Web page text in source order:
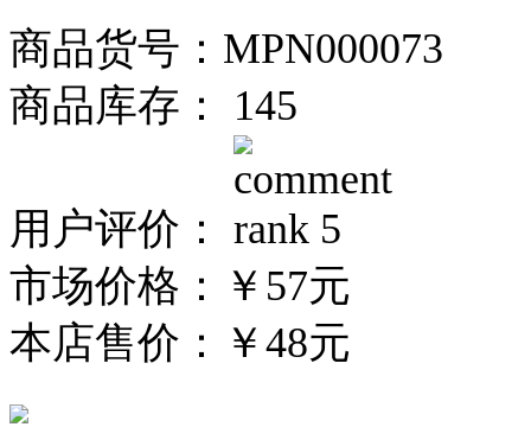
商品货号：MPN000073
商品库存： 145
用户评价：
市场价格： ￥57元
本店售价： ￥48元